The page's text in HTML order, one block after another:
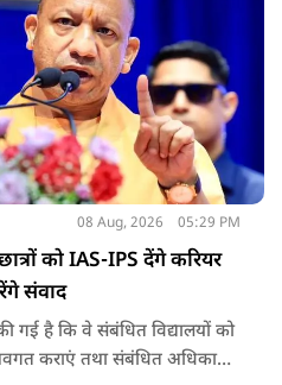
08 Aug, 2026 05:29 PM
को IAS-IPS देंगे करियर
संवाद
गई है कि वे संबंधित विद्यालयों को
कराएं तथा संबंधित अधिकारी